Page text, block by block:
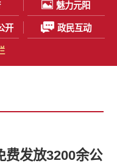
魅力元阳
开 政民互动
费发放3200余公